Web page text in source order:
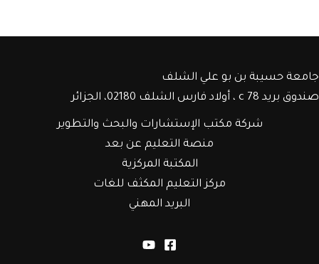
جامعة حسيبة بن بو علي الشلف
صندوق بريد c 78 ، أولاد فارس الشلف 02180، الجزائر
شركة مكتب الإستشارات والبحث والتطوير
منصة التعليم عن بعد
المكتبة المركزية
مركز التعليم المكثف للغات
البريد المهني